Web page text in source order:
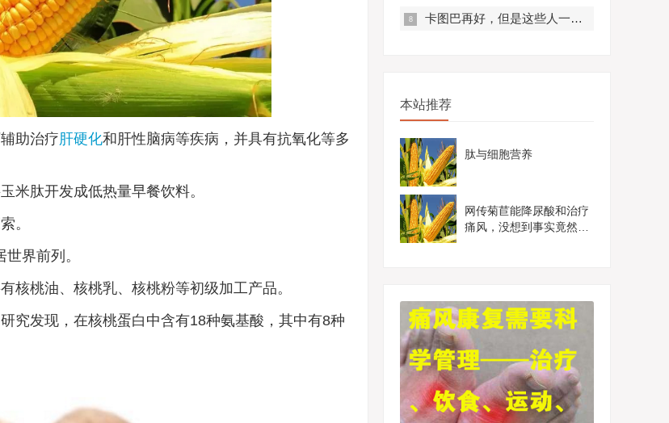
助治疗肝硬化和肝性脑病等疾病，并具有抗氧化等多
米肽开发成低热量早餐饮料。
。
界前列。
核桃油、核桃乳、核桃粉等初级加工产品。
究发现，在核桃蛋白中含有18种氨基酸，其中有8种
卡图巴再好，但是这些人一定不要服用！
本站推荐
肽与细胞营养
网传菊苣能降尿酸和治疗
痛风，没想到事实竟然是